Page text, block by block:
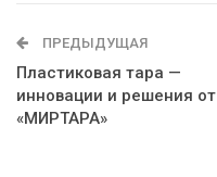
ПРЕДЫДУЩАЯ
Пластиковая тара —
инновации и решения от
«МИРТАРА»